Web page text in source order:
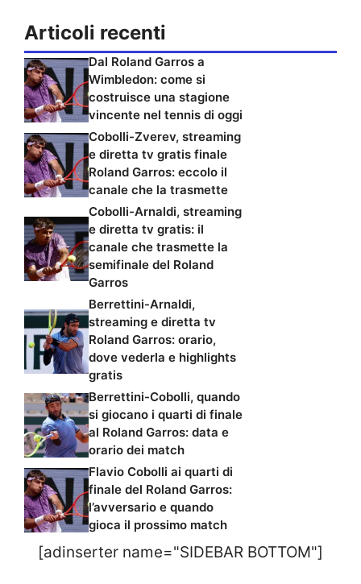
Articoli recenti
Dal Roland Garros a
Wimbledon: come si
costruisce una stagione
vincente nel tennis di oggi
Cobolli-Zverev, streaming
e diretta tv gratis finale
Roland Garros: eccolo il
canale che la trasmette
Cobolli-Arnaldi, streaming
e diretta tv gratis: il
canale che trasmette la
semifinale del Roland
Garros
Berrettini-Arnaldi,
streaming e diretta tv
Roland Garros: orario,
dove vederla e highlights
gratis
Berrettini-Cobolli, quando
si giocano i quarti di finale
al Roland Garros: data e
orario dei match
Flavio Cobolli ai quarti di
finale del Roland Garros:
l’avversario e quando
gioca il prossimo match
[adinserter name="SIDEBAR BOTTOM"]